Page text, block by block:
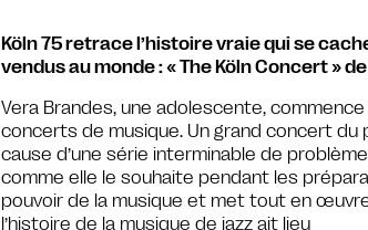
Köln 75 retrace l’histoire vraie qui se
vendus au monde : « The Köln Concert »
Vera Brandes, une adolescente,
concerts de musique. Un grand concert du
cause d’une série interminable de
comme elle le souhaite pendant les
pouvoir de la musique et met tout en
l’histoire de la musique de jazz ait lieu